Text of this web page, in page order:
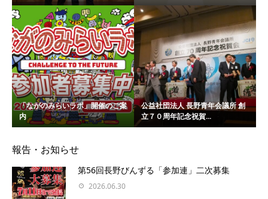
「ながのみらいラボ」開催のご案
内
公益社団法人 長野青年会議所 創
立７０周年記念祝賀...
報告・お知らせ
第56回長野びんずる「参加連」二次募集
2026.06.30